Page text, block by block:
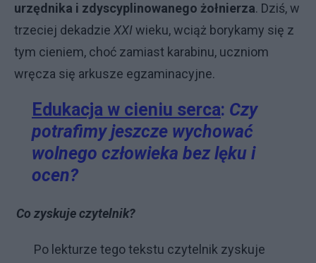
urzędnika i zdyscyplinowanego żołnierza. Dziś, w
trzeciej dekadzie XXIwieku, wciąż borykamy się z
tym cieniem, choć zamiast karabinu, uczniom
wręcza się arkusze egzaminacyjne.
Edukacja w cieniu serca: Czy
potrafimy jeszcze wychować
wolnego człowieka bez lęku i
ocen?
Co zyskuje czytelnik?
Po lekturze tego tekstu czytelnik zyskuje